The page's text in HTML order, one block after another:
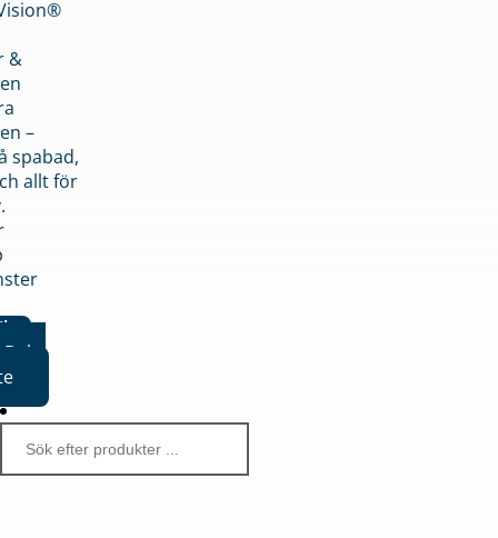
&
–
spabad,
allt för
Boka